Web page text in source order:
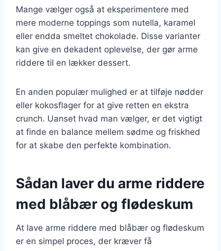
Mange vælger også at eksperimentere med
mere moderne toppings som nutella, karamel
eller endda smeltet chokolade. Disse varianter
kan give en dekadent oplevelse, der gør arme
riddere til en lækker dessert.
En anden populær mulighed er at tilføje nødder
eller kokosflager for at give retten en ekstra
crunch. Uanset hvad man vælger, er det vigtigt
at finde en balance mellem sødme og friskhed
for at skabe den perfekte kombination.
Sådan laver du arme riddere
med blåbær og flødeskum
At lave arme riddere med blåbær og flødeskum
er en simpel proces, der kræver få